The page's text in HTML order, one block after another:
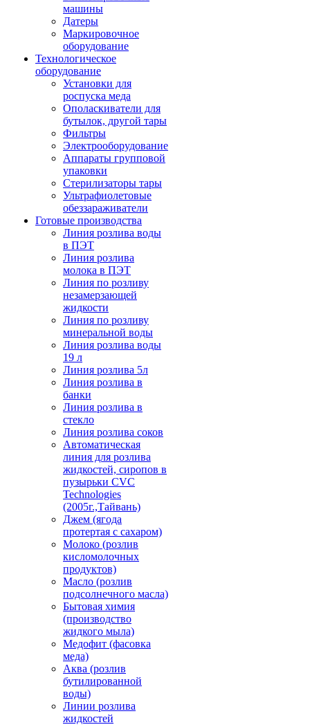
машины
Датеры
Маркировочное
оборудование
Технологическое
оборудование
Установки для
роспуска меда
Ополаскиватели для
бутылок, другой тары
Фильтры
Электрооборудование
Аппараты групповой
упаковки
Стерилизаторы тары
Ультрафиолетовые
обеззараживатели
Готовые производства
Линия розлива воды
в ПЭТ
Линия розлива
молока в ПЭТ
Линия по розливу
незамерзающей
жидкости
Линия по розливу
минеральной воды
Линия розлива воды
19 л
Линия розлива 5л
Линия розлива в
банки
Линия розлива в
стекло
Линия розлива соков
Автоматическая
линия для розлива
жидкостей, сиропов в
пузырьки CVC
Technologies
(2005г.,Тайвань)
Джем (ягода
протертая с сахаром)
Молоко (розлив
кисломолочных
продуктов)
Масло (розлив
подсолнечного масла)
Бытовая химия
(производство
жидкого мыла)
Медофит (фасовка
меда)
Аква (розлив
бутилированной
воды)
Линии розлива
жидкостей